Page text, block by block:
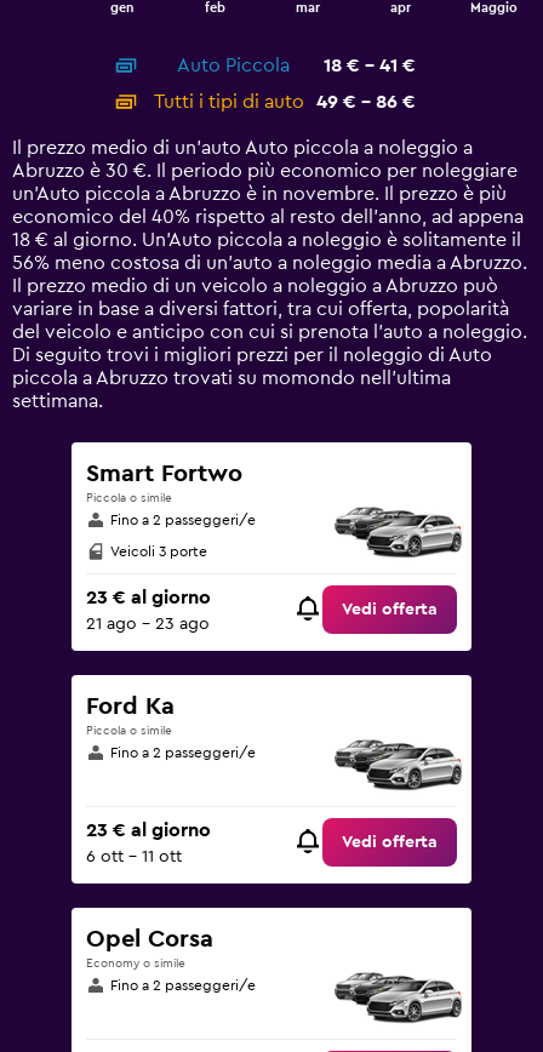
14
categories.
The
chart
has
1
Y
axis
displaying
values.
Range:
0
to
gen feb mar apr Maggio
Auto Piccola
18 € - 41 €
Tutti i tipi di auto
49 € - 86 €
Il prezzo medio di un'auto Auto piccola a noleggio a
Abruzzo è 30 €. Il periodo più economico per noleggiare
un'Auto piccola a Abruzzo è in novembre. Il prezzo è più
economico del 40% rispetto al resto dell'anno, ad appena
18 € al giorno. Un'Auto piccola a noleggio è solitamente il
56% meno costosa di un'auto a noleggio media a Abruzzo.
Il prezzo medio di un veicolo a noleggio a Abruzzo può
variare in base a diversi fattori, tra cui offerta, popolarità
del veicolo e anticipo con cui si prenota l'auto a noleggio.
Di seguito trovi i migliori prezzi per il noleggio di Auto
piccola a Abruzzo trovati su momondo nell'ultima
settimana.
Smart Fortwo
Piccola o simile
Fino a 2 passeggeri/e
Veicoli 3 porte
23 € al giorno
21 ago - 23 ago
Vedi offerta
Ford Ka
Piccola o simile
Fino a 2 passeggeri/e
23 € al giorno
6 ott - 11 ott
Vedi offerta
Opel Corsa
Economy o simile
Fino a 2 passeggeri/e